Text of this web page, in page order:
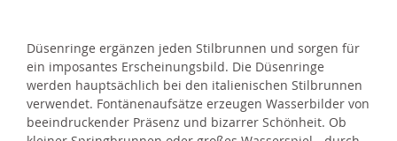
Düsenringe ergänzen jeden Stilbrunnen und sorgen für
ein imposantes Erscheinungsbild. Die Düsenringe
werden hauptsächlich bei den italienischen Stilbrunnen
verwendet. Fontänenaufsätze erzeugen Wasserbilder von
beeindruckender Präsenz und bizarrer Schönheit. Ob